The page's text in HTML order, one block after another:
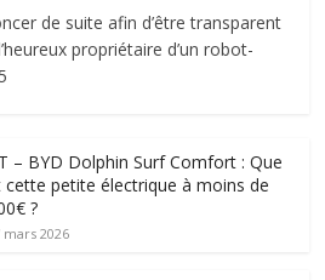
de suite afin d’être transparent
propriétaire d’un robot-
– BYD Dolphin Surf Comfort : Que
cette petite électrique à moins de
?
mars 2026